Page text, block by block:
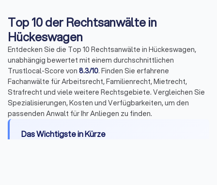
Top 10 der Rechtsanwälte in
Hückeswagen
Entdecken Sie die Top 10 Rechtsanwälte in Hückeswagen,
unabhängig bewertet mit einem durchschnittlichen
Trustlocal-Score von 8.3/10. Finden Sie erfahrene
Fachanwälte für Arbeitsrecht, Familienrecht, Mietrecht,
Strafrecht und viele weitere Rechtsgebiete. Vergleichen Sie
Spezialisierungen, Kosten und Verfügbarkeiten, um den
passenden Anwalt für Ihr Anliegen zu finden.
Das Wichtigste in Kürze